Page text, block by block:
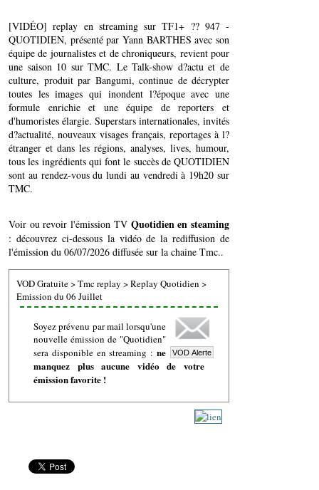
[VIDÉO] replay en streaming sur TF1+ ?? 947 -
QUOTIDIEN, présenté par Yann BARTHES avec son
équipe de journalistes et de chroniqueurs, revient pour
une saison 10 sur TMC. Le Talk-show d?actu et de
culture, produit par Bangumi, continue de décrypter
toutes les images qui inondent l?époque avec une
formule enrichie et une équipe de reporters et
d'humoristes élargie. Superstars internationales, invités
d?actualité, nouveaux visages français, reportages à l?
étranger et dans les régions, analyses, lives, humour,
tous les ingrédients qui font le succès de QUOTIDIEN
sont au rendez-vous du lundi au vendredi à 19h20 sur
TMC.
Voir ou revoir l'émission TV Quotidien en steaming
: découvrez ci-dessous la vidéo de la rediffusion de
l'émission du 06/07/2026 diffusée sur la chaine Tmc..
VOD Gratuite>Tmc replay >Replay Quotidien >
Emission du 06 Juillet
Soyez prévenu par mail lorsqu'une
nouvelle émission de "Quotidien"
sera disponible en streaming : ne
manquez plus aucune vidéo de votre
émission favorite !